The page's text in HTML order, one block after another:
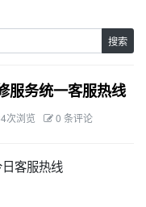
搜索
服务统一客服热线
次浏览 0 条评论
客服热线